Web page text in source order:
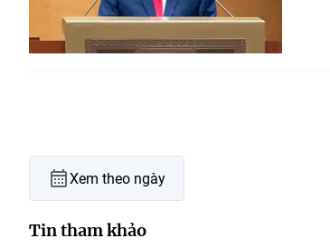
Xem theo ngày
Tin tham khảo